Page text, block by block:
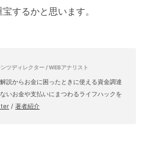
するかと思います。
ツディレクター / WEBアナリスト
説からお金に困ったときに使える資金調達
いお金や支払いにまつわるライフハックを
/ 著者紹介